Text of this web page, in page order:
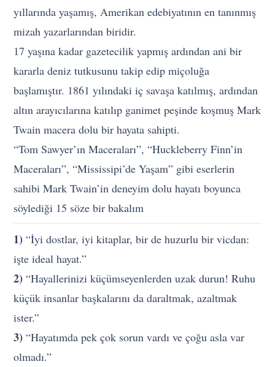
yıllarında yaşamış, Amerikan edebiyatının en tanınmış
mizah yazarlarından biridir.
17 yaşına kadar gazetecilik yapmış ardından ani bir
kararla deniz tutkusunu takip edip miçoluğa
başlamıştır. 1861 yılındaki iç savaşa katılmış, ardından
altın arayıcılarına katılıp ganimet peşinde koşmuş Mark
Twain macera dolu bir hayata sahipti.
“Tom Sawyer’ın Maceraları”, “Huckleberry Finn’in
Maceraları”, “Mississipi’de Yaşam” gibi eserlerin
sahibi Mark Twain’in deneyim dolu hayatı boyunca
söylediği 15 söze bir bakalım
1) “İyi dostlar, iyi kitaplar, bir de huzurlu bir vicdan:
işte ideal hayat.”
2) “Hayallerinizi küçümseyenlerden uzak durun! Ruhu
küçük insanlar başkalarını da daraltmak, azaltmak
ister.”
3)“Hayatımda pek çok sorun vardı ve çoğu asla var
olmadı.”